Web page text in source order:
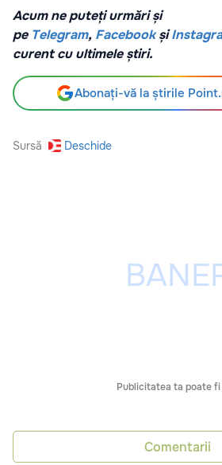
Acum ne puteți urmări și
pe Telegram, Facebook și
curent cu ultimele știri.
Abonați-vă la știrile
Sursă Deschide
Publicitatea ta poate
Comentarii